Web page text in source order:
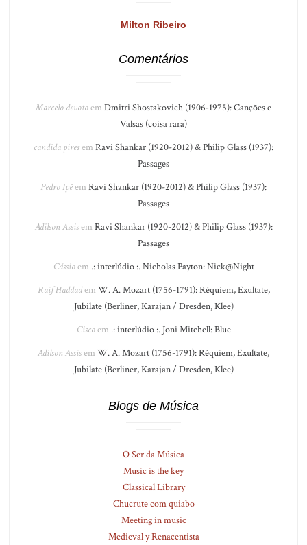
Milton Ribeiro
Comentários
Marcelo devotoem Dmitri Shostakovich (1906-1975): Canções e
Valsas (coisa rara)
candida piresem Ravi Shankar (1920-2012) & Philip Glass (1937):
Passages
Pedro Ipêem Ravi Shankar (1920-2012) & Philip Glass (1937):
Passages
Adilson Assisem Ravi Shankar (1920-2012) & Philip Glass (1937):
Passages
Cássioem .: interlúdio :. Nicholas Payton: Nick@Night
Raif Haddadem W. A. Mozart (1756-1791): Réquiem, Exultate,
Jubilate (Berliner, Karajan / Dresden, Klee)
Ciscoem .: interlúdio :. Joni Mitchell: Blue
Adilson Assisem W. A. Mozart (1756-1791): Réquiem, Exultate,
Jubilate (Berliner, Karajan / Dresden, Klee)
Blogs de Música
O Ser da Música
Music is the key
Classical Library
Chucrute com quiabo
Meeting in music
Medieval y Renacentista